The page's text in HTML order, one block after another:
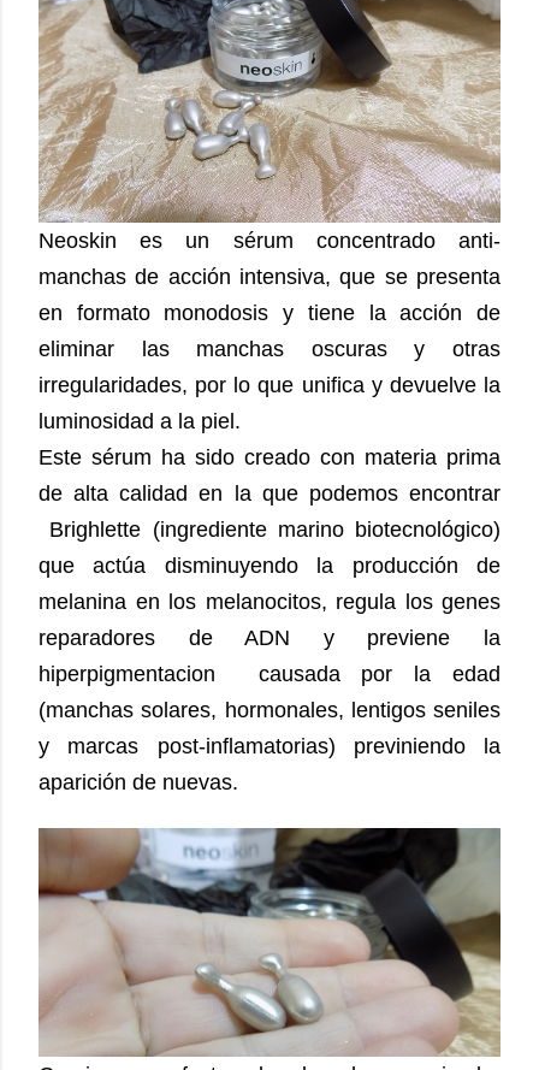
Neoskin es un sérum concentrado anti-
manchas de acción intensiva, que se presenta
en formato monodosis y tiene la acción de
eliminar las manchas oscuras y otras
irregularidades, por lo que unifica y devuelve la
luminosidad a la piel.
Este sérum ha sido creado con materia prima
de alta calidad en la que podemos encontrar
Brighlette (ingrediente marino biotecnológico)
que actúa disminuyendo la producción de
melanina en los melanocitos, regula los genes
reparadores de ADN y previene la
hiperpigmentacion causada por la edad
(manchas solares, hormonales, lentigos seniles
y marcas post-inflamatorias) previniendo la
aparición de nuevas.